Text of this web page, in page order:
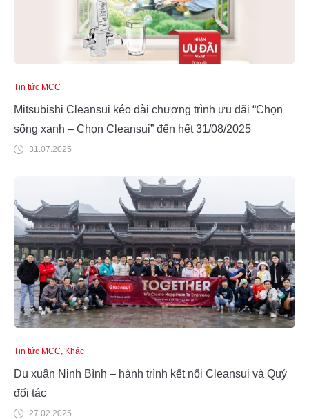
Tin tức MCC
Mitsubishi Cleansui kéo dài chương trình ưu đãi “Chọn
sống xanh – Chọn Cleansui” đến hết 31/08/2025
31.07.2025
Tin tức MCC, Khác
Du xuân Ninh Bình – hành trình kết nối Cleansui và Quý
đối tác
27.02.2025